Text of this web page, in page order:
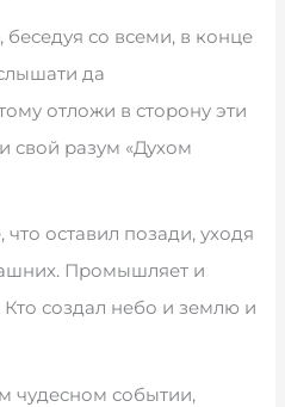
со всеми, в конце
да
отложи в сторону эти
свой разум «Духом
оставил позади, уходя
Промышляет и
Кто создал небо и землю и
чудесном событии,